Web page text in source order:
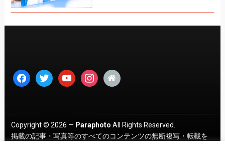
facebooktwitter youtubeinstagram
home
Copyright © 2026 — Paraphoto All Rights Reserved.
掲載の記事・写真等のすべてのコンテンツの無断複写・転載を